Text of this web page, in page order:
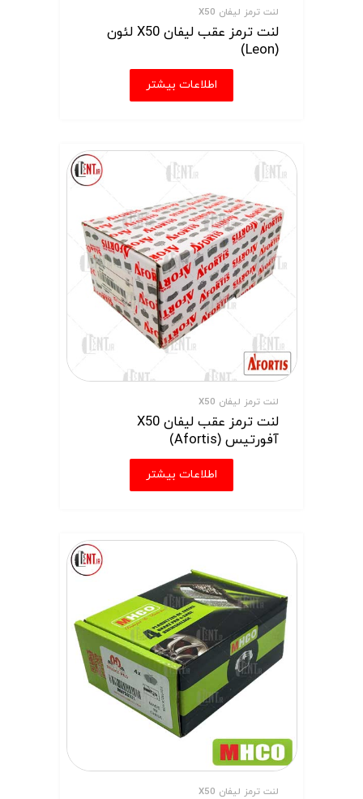
لنت ترمز لیفان X50
لنت ترمز عقب لیفان X50 لئون
(Leon)
اطلاعات بیشتر
لنت ترمز لیفان X50
لنت ترمز عقب لیفان X50
آفورتیس (Afortis)
اطلاعات بیشتر
لنت ترمز لیفان X50